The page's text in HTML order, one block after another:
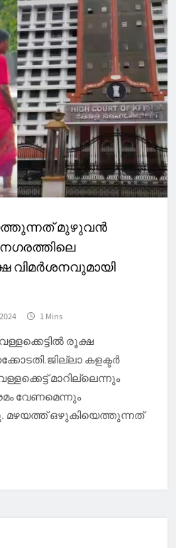
മുഴുവന്‍
നഗരത്തിലെ
വിമർശനവുമായി
1 Mins
രൂക്ഷ
കളക്ടര്‍
മാറില്ലെന്നും
വേണമെന്നും
ഒഴുകിയെത്തുന്നത്